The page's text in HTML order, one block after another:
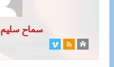
سماح سليم